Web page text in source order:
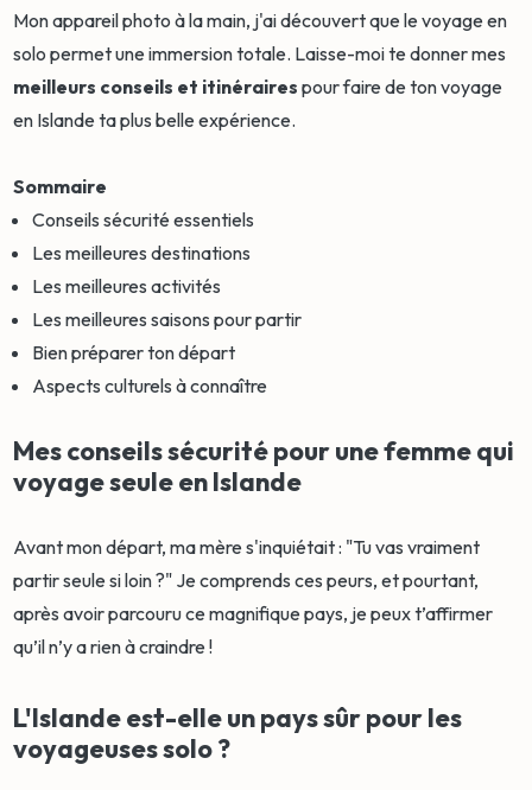
Mon appareil photo à la main, j'ai découvert que le voyage en
solo permet une immersion totale. Laisse-moi te donner mes
meilleurs conseils et itinéraires pour faire de ton voyage
en Islande ta plus belle expérience.
Sommaire
Conseils sécurité essentiels
Les meilleures destinations
Les meilleures activités
Les meilleures saisons pour partir
Bien préparer ton départ
Aspects culturels à connaître
Mes conseils sécurité pour une femme qui
voyage seule en Islande
Avant mon départ, ma mère s'inquiétait : "Tu vas vraiment
partir seule si loin ?" Je comprends ces peurs, et pourtant,
après avoir parcouru ce magnifique pays, je peux t’affirmer
qu’il n’y a rien à craindre !
L'Islande est-elle un pays sûr pour les
voyageuses solo ?